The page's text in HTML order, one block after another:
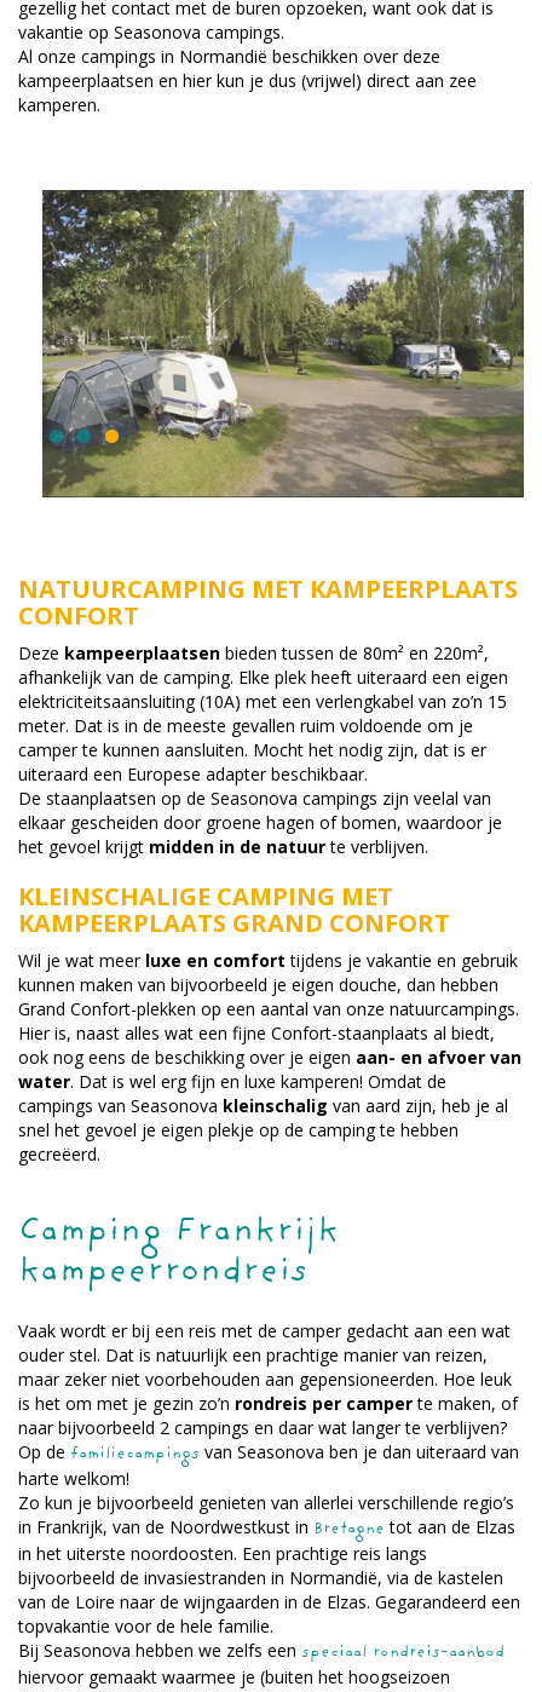
gezellig het contact met de buren opzoeken, want ook dat is
vakantie op Seasonova campings.
Al onze campings in Normandië beschikken over deze
kampeerplaatsen en hier kun je dus (vrijwel) direct aan zee
kamperen.
NATUURCAMPING MET KAMPEERPLAATS
CONFORT
Deze kampeerplaatsen bieden tussen de 80m² en 220m²,
afhankelijk van de camping. Elke plek heeft uiteraard een eigen
elektriciteitsaansluiting (10A) met een verlengkabel van zo’n 15
meter. Dat is in de meeste gevallen ruim voldoende om je
camper te kunnen aansluiten. Mocht het nodig zijn, dat is er
uiteraard een Europese adapter beschikbaar.
De staanplaatsen op de Seasonova campings zijn veelal van
elkaar gescheiden door groene hagen of bomen, waardoor je
het gevoel krijgt midden in de natuurte verblijven.
KLEINSCHALIGE CAMPING MET
KAMPEERPLAATS GRAND CONFORT
Wil je wat meer luxe en comfort tijdens je vakantie en gebruik
kunnen maken van bijvoorbeeld je eigen douche, dan hebben
Grand Confort-plekken op een aantal van onze natuurcampings.
Hier is, naast alles wat een fijne Confort-staanplaats al biedt,
ook nog eens de beschikking over je eigen aan- en afvoer van
water. Dat is wel erg fijn en luxe kamperen! Omdat de
campings van Seasonova kleinschalig van aard zijn, heb je al
snel het gevoel je eigen plekje op de camping te hebben
gecreëerd.
Camping Frankrijk
kampeerrondreis
Vaak wordt er bij een reis met de camper gedacht aan een wat
ouder stel. Dat is natuurlijk een prachtige manier van reizen,
maar zeker niet voorbehouden aan gepensioneerden. Hoe leuk
is het om met je gezin zo’n rondreis per camperte maken, of
naar bijvoorbeeld 2 campings en daar wat langer te verblijven?
Op de familiecampings van Seasonova ben je dan uiteraard van
harte welkom!
Zo kun je bijvoorbeeld genieten van allerlei verschillende regio’s
in Frankrijk, van de Noordwestkust in Bretagne tot aan de Elzas
in het uiterste noordoosten. Een prachtige reis langs
bijvoorbeeld de invasiestranden in Normandië, via de kastelen
van de Loire naar de wijngaarden in de Elzas. Gegarandeerd een
topvakantie voor de hele familie.
Bij Seasonova hebben we zelfs een speciaal rondreis-aanbod
hiervoor gemaakt waarmee je (buiten het hoogseizoen